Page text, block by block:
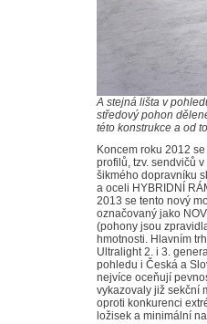
A stejná lišta v
středový pohon
této konstrukce a od
Koncem roku 2012
profilů, tzv. sendvičů
šikmého dopravníku
a oceli HYBRIDNÍ
2013 se tento nový
označovaný jako
(pohony jsou
hmotnosti. Hlavním
Ultralight 2. i 3.
pohledu i Česká a
nejvíce oceňují
vykazovaly již sekční
oproti konkurenci
ložisek a minimální